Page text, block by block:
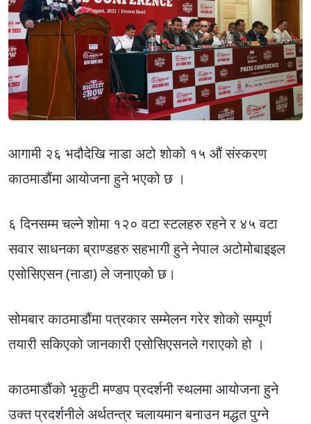
आगामी २६ भदौदेखि नाडा अटो शोको १५ औं संस्करण
काठमाडौंमा आयोजना हुने भएको छ ।
६ दिनसम्म चल्ने शोमा १२० वटा स्टलहरु रहने र ४५ वटा
सवार साधनका ब्राण्डहरु सहभागी हुने नेपाल अटोमोबाइइल
एसोसिएसन (नाडा) ले जनाएको छ।
सोमबार काठमाडौंमा पत्रकार सम्मेलन गरेर शोको सम्पूर्ण
तयारी सकिएको जानकारी एसोसिएसनले गराएको हो ।
काठमाडौंको भृकुटी मण्डप प्रदर्शनी स्थलमा आयोजना हुने
उक्त प्रदर्शनीले अर्थतन्त्र चलायमान बनाउन मद्धत पुग्ने